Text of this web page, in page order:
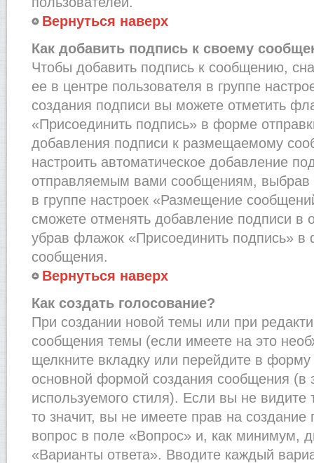
Вернуться наверх
Как добавить подпись к своему
Чтобы добавить подпись к сообщению,
ее в центре пользователя в группе
создания подписи вы можете отметить
«Присоединить подпись» в форме
добавления подписи к размещаемому
настроить автоматическое добавление
отправляемым вами сообщениям, выбрав
в группе настроек «Размещение
сможете отменять добавление подписи в
убрав флажок «Присоединить подпись» в
сообщения.
Вернуться наверх
Как создать голосование?
При создании новой темы или при
сообщения темы (если имеете на это
щелкните вкладку или перейдите в
основной формой создания сообщения (в
используемого стиля). Если вы не
то значит, вы не имеете прав на создание
вопрос в поле «Вопрос» и, как минимум,
«Варианты ответа». Вводите каждый